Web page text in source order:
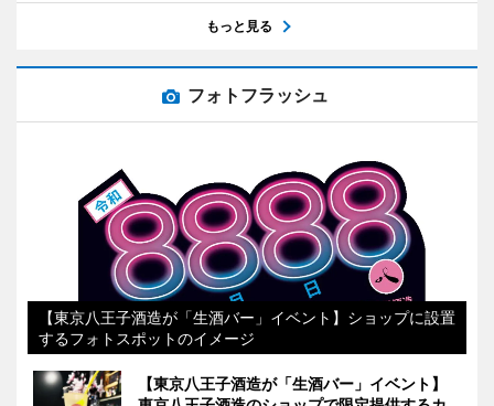
もっと見る
フォトフラッシュ
【東京八王子酒造が「生酒バー」イベント】ショップに設置
するフォトスポットのイメージ
【東京八王子酒造が「生酒バー」イベント】